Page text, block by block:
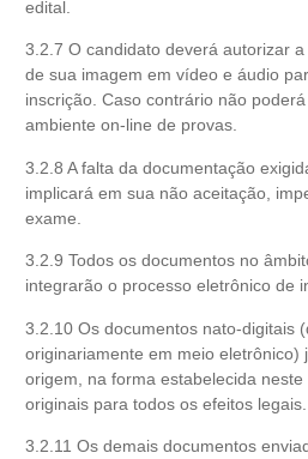
edital.
3.2.7 O candidato deverá autorizar
de sua imagem em vídeo e áudio
inscrição. Caso contrário não
ambiente on-line de provas.
3.2.8 A falta da documentação
implicará em sua não aceitação,
exame.
3.2.9 Todos os documentos no
integrarão o processo eletrônico de
3.2.10 Os documentos nato-digitais
originariamente em meio eletrônico)
origem, na forma estabelecida
originais para todos os efeitos legais.
3.2.11 Os demais documentos